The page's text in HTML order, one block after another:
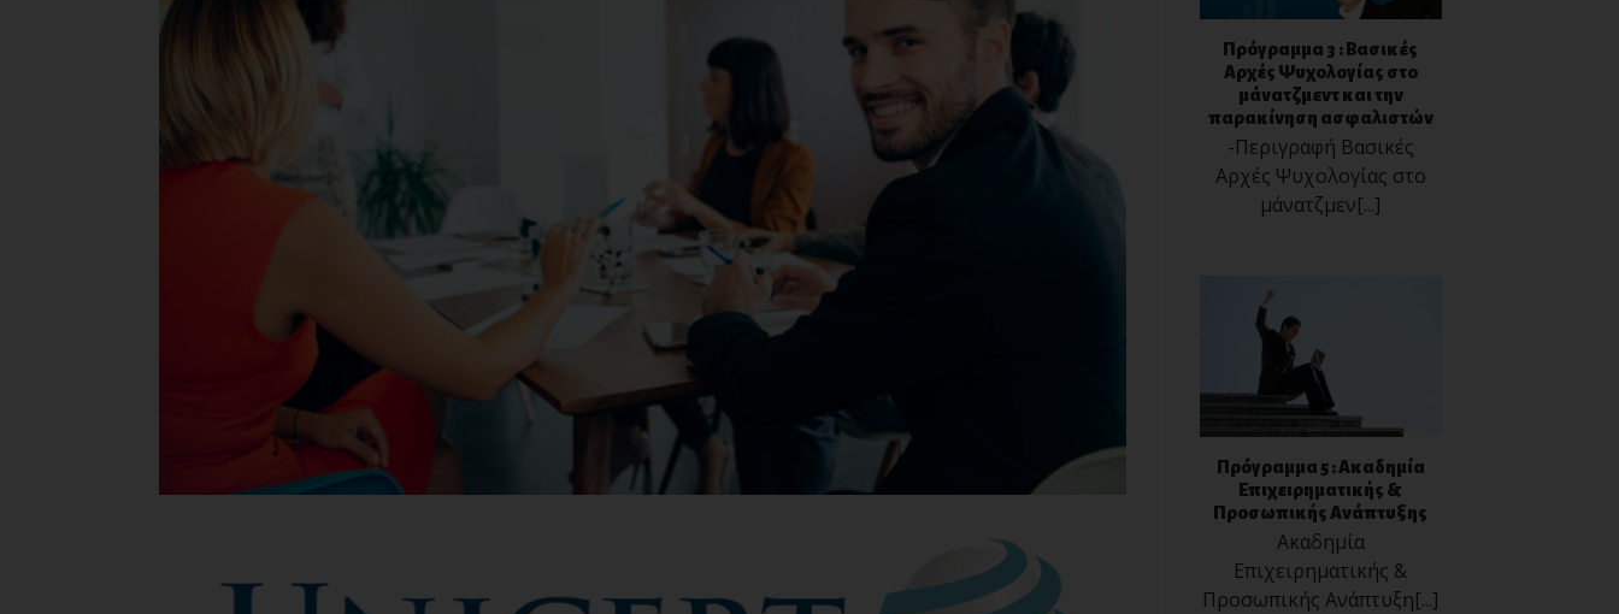
Πρόγραμμα 3 : Βασικές
Αρχές Ψυχολογίας στο
μάνατζμεντ και την
παρακίνηση ασφαλιστών
-Περιγραφή Βασικές
Αρχές Ψυχολογίας στο
μάνατζμεν[...]
Πρόγραμμα 5 : Ακαδημία
Επιχειρηματικής &
Προσωπικής Ανάπτυξης
Ακαδημία
Επιχειρηματικής &
Προσωπικής Ανάπτυξη[...]